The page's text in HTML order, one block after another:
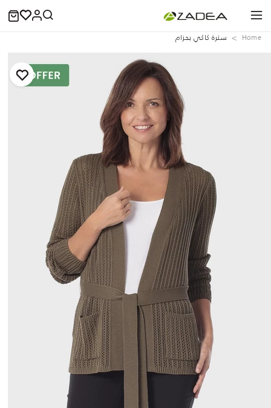
Home سترة كاكي بحزام